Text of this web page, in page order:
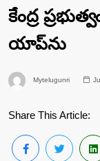
కేంద్ర
యాప్‌ను
Mytelugunri
Share This Article: